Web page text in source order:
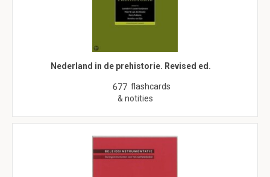
Nederland in de prehistorie. Revised ed.
677 flashcards
& notities